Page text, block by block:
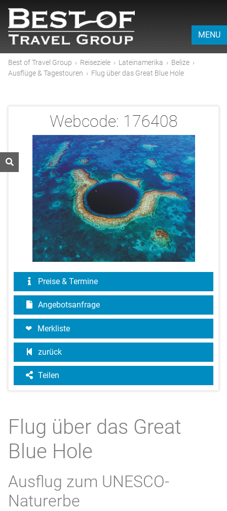
MENU
Best of Travel Group › Reiseziele › Lateinamerika › Belize ›
Ausflüge & Tagestouren › Flug über das Great Blue Hole
Webcode: 176408
Preise & Termine
Angebotsanfrage
Merkliste
zurück
Teilen
Flug über das Great
Blue Hole
Ausflug zum UNESCO-
Naturerbe